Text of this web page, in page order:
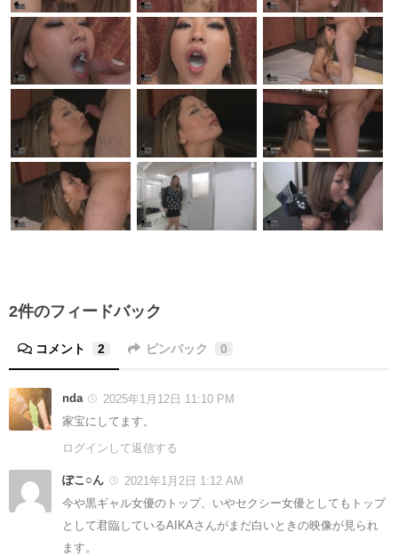
2件のフィードバック
コメント 2 ピンバック 0
nda
2025年1月12日 11:10 PM
家宝にしてます。
ログインして返信する
ぽこ○ん
2021年1月2日 1:12 AM
今や黒ギャル女優のトップ、いやセクシー女優としてもトップ
として君臨しているAIKAさんがまだ白いときの映像が見られ
ます。